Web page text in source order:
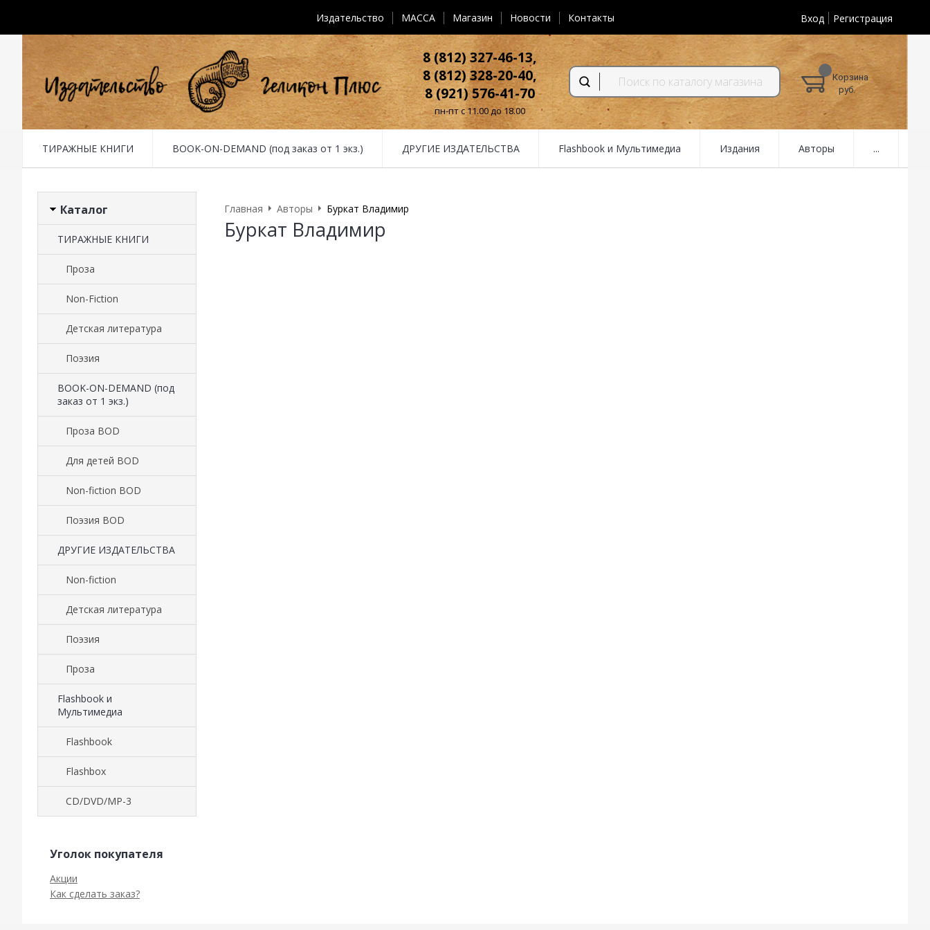
Издательство MACCA Магазин Новости Контакты Вход Регистрация
8 (812) 327-46-13,
8 (812) 328-20-40,
8 (921) 576-41-70
пн-пт с 11.00 до 18.00
Корзина
руб.
ТИРАЖНЫЕ КНИГИ BOOK-ON-DEMAND (под заказ от 1 экз.) ДРУГИЕ ИЗДАТЕЛЬСТВА Flashbook и Мультимедиа Издания Авторы ...
Каталог
ТИРАЖНЫЕ КНИГИ
Проза
Non-Fiction
Детская литература
Поэзия
BOOK-ON-DEMAND (под
заказ от 1 экз.)
Проза BOD
Для детей BOD
Non-fiction BOD
Поэзия BOD
ДРУГИЕ ИЗДАТЕЛЬСТВА
Non-fiction
Детская литература
Поэзия
Проза
Flashbook и
Мультимедиа
Flashbook
Flashbox
CD/DVD/MP-3
Уголок покупателя
Акции
Как сделать заказ?
Главная Авторы Буркат Владимир
Буркат Владимир